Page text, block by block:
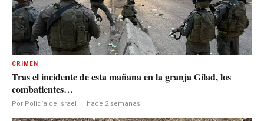
CRIMEN
Tras el incidente de esta mañana en la granja Gilad, los
combatientes…
Por Policía de Israel · hace 2 semanas